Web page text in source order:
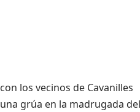
los vecinos de Cavanilles
grúa en la madrugada del